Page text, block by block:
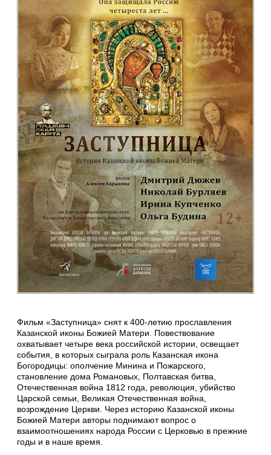
Фильм «Заступница» снят к 400-летию прославления
Казанской иконы Божией Матери. Повествование
охватывает четыре века российской истории, освещает
события, в которых сыграла роль Казанская икона
Богородицы: ополчение Минина и Пожарского,
становление дома Романовых, Полтавская битва,
Отечественная война 1812 года, революция, убийство
Царской семьи, Великая Отечественная война,
возрождение Церкви. Через историю Казанской иконы
Божией Матери авторы поднимают вопрос о
взаимоотношениях народа России с Церковью в прежние
годы и в наше время.